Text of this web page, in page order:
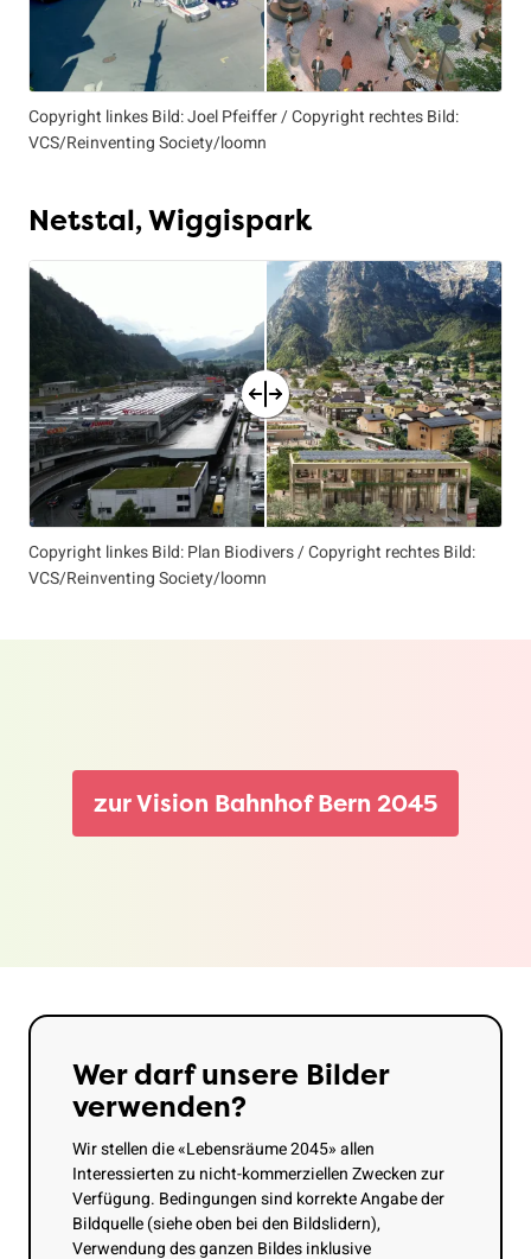
Copyright linkes Bild: Joel Pfeiffer / Copyright rechtes Bild:
VCS/Reinventing Society/loomn
Netstal, Wiggispark
Copyright linkes Bild: Plan Biodivers / Copyright rechtes Bild:
VCS/Reinventing Society/loomn
zur Vision Bahnhof Bern 2045
Wer darf unsere Bilder
verwenden?
Wir stellen die «Lebensräume 2045» allen
Interessierten zu nicht-kommerziellen Zwecken zur
Verfügung. Bedingungen sind korrekte Angabe der
Bildquelle (siehe oben bei den Bildslidern),
Verwendung des ganzen Bildes inklusive